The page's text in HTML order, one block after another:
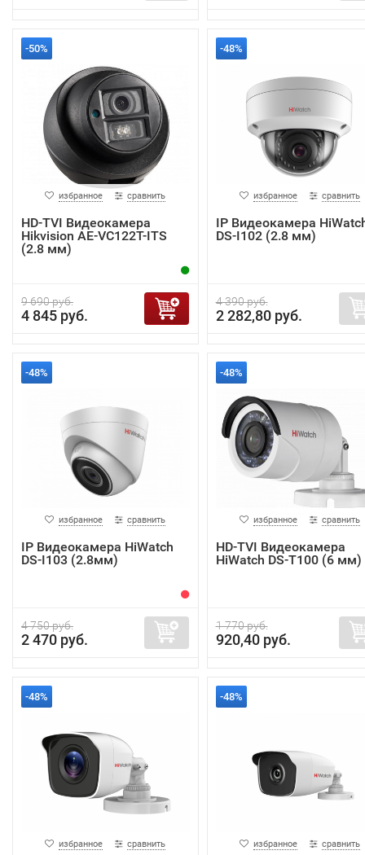
-50%
избранное сравнить
HD-TVI Видеокамера
Hikvision AE-VC122T-ITS
(2.8 мм)
9 690 руб.
4 845 руб.
-48%
избранное сравнить
IP Видеокамера
DS-I102 (2.8 мм)
4 390 руб.
2 282,80 руб.
-48%
избранное сравнить
IP Видеокамера HiWatch
DS-I103 (2.8мм)
4 750 руб.
2 470 руб.
-48%
избранное сравнить
HD-TVI Видеокамера
HiWatch DS-T100 (6 мм)
1 770 руб.
920,40 руб.
-48%
избранное сравнить
-48%
избранное сравнить